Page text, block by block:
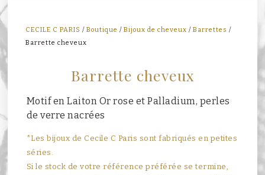
CECILE C PARIS /Boutique /Bijoux de cheveux /Barrettes /
Barrette cheveux
Barrette cheveux
Motif en Laiton Or rose et Palladium, perles
de verre nacrées
*Les bijoux de Cecile C Paris sont fabriqués en petites
séries.
Si le stock de votre référence préférée se termine,